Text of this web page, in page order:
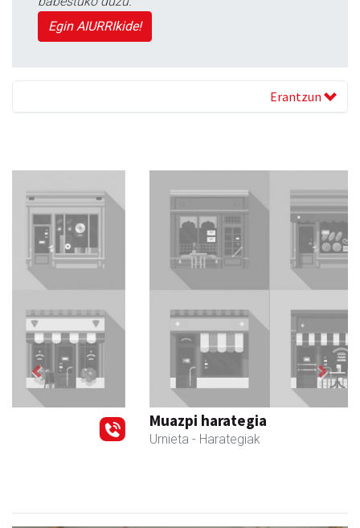
Egin AIURRIkide!
Erantzun
Muazpi harategia
- Harategiak
Previous Next